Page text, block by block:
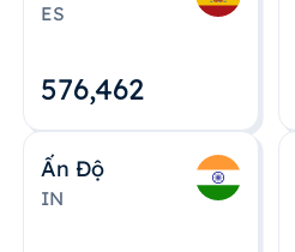
ES
576,463
Ấn Độ
IN